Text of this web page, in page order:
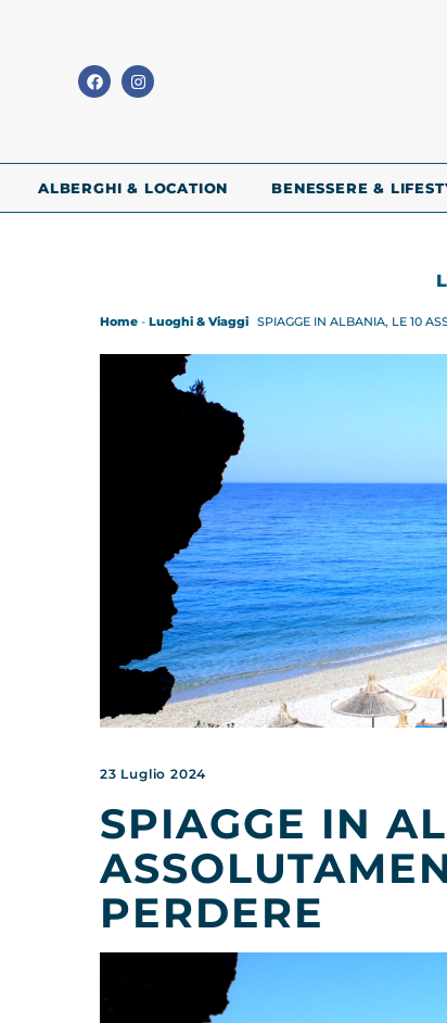
ALBERGHI & LOCATION BENESSERE &
Home - Luoghi & Viaggi SPIAGGE IN ALBANIA, LE 10
23 Luglio 2024
SPIAGGE IN
PERDERE